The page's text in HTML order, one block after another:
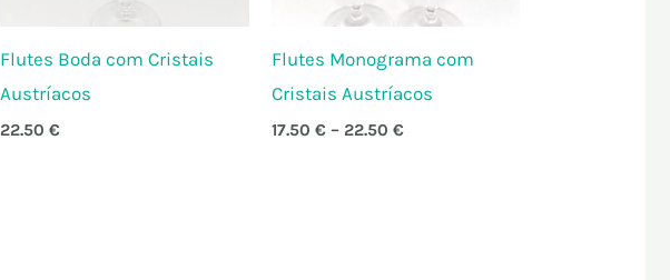
Flutes Boda com Cristais
Austríacos
22.50€
Flutes Monograma com
Cristais Austríacos
17.50 € – 22.50 €